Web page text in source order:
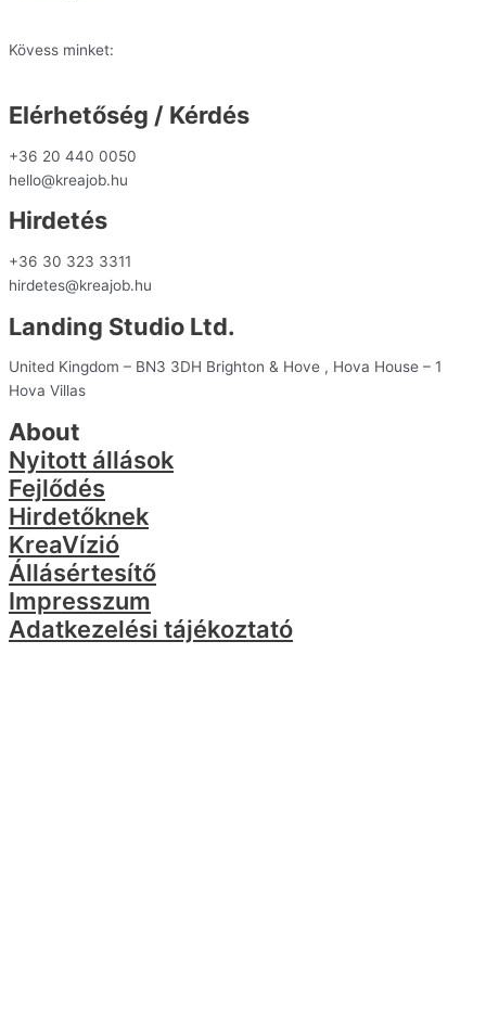
Kövess minket:
Elérhetőség / Kérdés
+36 20 440 0050
hello@kreajob.hu
Hirdetés
+36 30 323 3311
hirdetes@kreajob.hu
Landing Studio Ltd.
United Kingdom – BN3 3DH Brighton & Hove , Hova House – 1
Hova Villas
About
Nyitott állások
Fejlődés
Hirdetőknek
KreaVízió
Állásértesítő
Impresszum
Adatkezelési tájékoztató